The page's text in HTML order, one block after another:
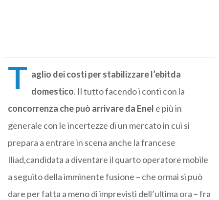
T aglio dei costi per stabilizzare l’ebitda
domestico. Il tutto facendo i conti con la
concorrenza che può arrivare da Enel e più in
generale con le incertezze di un mercato in cui si
prepara a entrare in scena anche la francese
Iliad,candidata a diventare il quarto operatore mobile
a seguito della imminente fusione – che ormai si può
dare per fatta a meno di imprevisti dell’ultima ora – fra